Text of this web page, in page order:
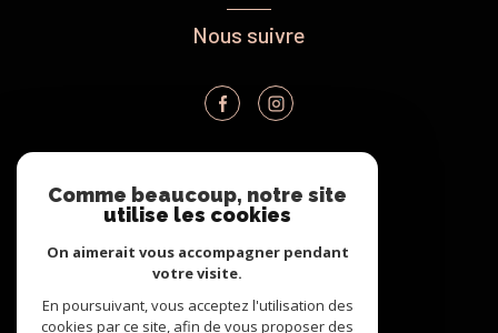
Nous suivre
VOTRE ESPACE
SE CONNECTER
Comme beaucoup, notre site
utilise les cookies
On aimerait vous accompagner pendant
votre visite.
En poursuivant, vous acceptez l'utilisation des
cookies par ce site, afin de vous proposer des